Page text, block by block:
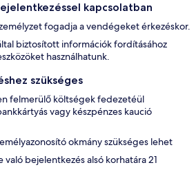
kapcsolatban
fogadja a vendégeket érkezéskor.
biztosított információk fordításához
használhatunk.
szükséges
felmerülő költségek fedezetéül
vagy készpénzes kaució
okmány szükséges lehet
való bejelentkezés alsó korhatára 21